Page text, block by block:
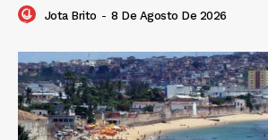
Jota Brito - 8 De Agosto De 2026